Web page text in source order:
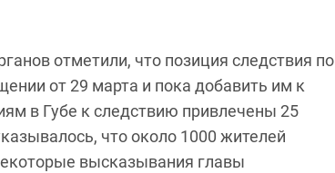
отметили, что позиция следствия по
от 29 марта и пока добавить им к
в Губе к следствию привлечены 25
что около 1000 жителей
высказывания главы